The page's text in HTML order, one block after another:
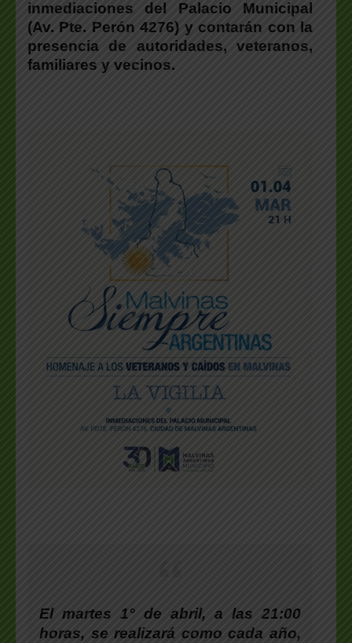
inmediaciones del Palacio Municipal
(Av. Pte. Perón 4276) y contarán con la
presencia de autoridades, veteranos,
familiares y vecinos.
El martes 1° de abril, a las 21:00
horas, se realizará como cada año,